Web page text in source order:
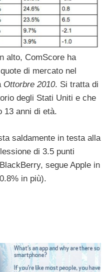
alto, ComScore ha
di mercato nel
Ottorbre 2010. Si tratta di
degli Stati Uniti e che
13 anni di età.
saldamente in testa alla
di 3.5 punti
segue Apple in
in più).